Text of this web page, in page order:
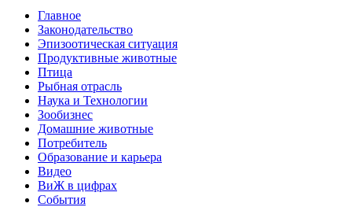
Главное
Законодательство
Эпизоотическая ситуация
Продуктивные животные
Птица
Рыбная отрасль
Наука и Технологии
Зообизнес
Домашние животные
Потребитель
Образование и карьера
Видео
ВиЖ в цифрах
События